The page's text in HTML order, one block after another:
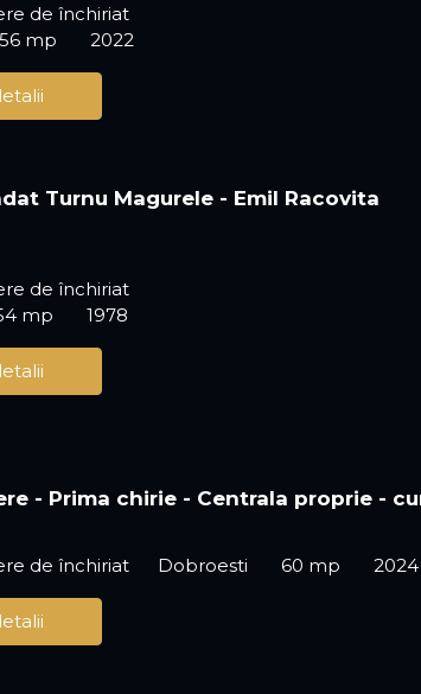
de închiriat
56 mp 2022
Turnu Magurele - Emil Racovita
de închiriat
mp 1978
- Prima chirie - Centrala proprie -
de închiriat Dobroesti 60 mp 2024